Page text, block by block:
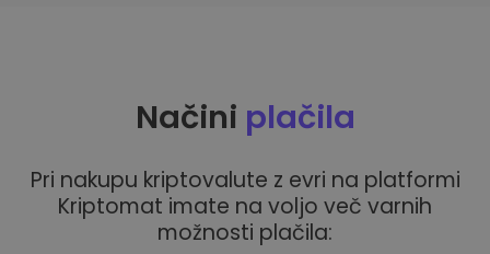
Načini plačila
Pri nakupu kriptovalute z evri na platformi
Kriptomat imate na voljo več varnih
možnosti plačila: